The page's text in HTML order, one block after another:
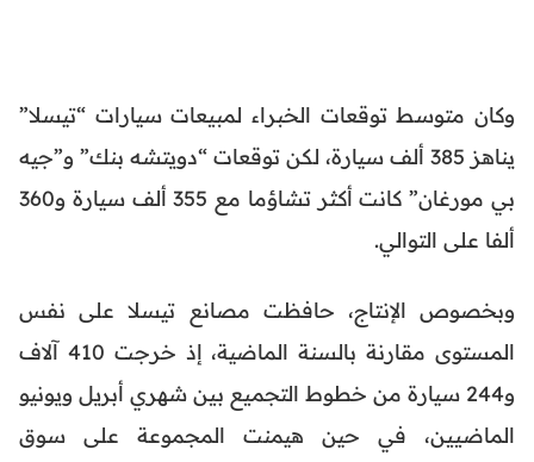
وكان متوسط توقعات الخبراء لمبيعات سيارات “تيسلا”
يناهز 385 ألف سيارة، لكن توقعات “دويتشه بنك” و”جيه
بي مورغان” كانت أكثر تشاؤما مع 355 ألف سيارة و360
ألفا على التوالي.
وبخصوص الإنتاج، حافظت مصانع تيسلا على نفس
المستوى مقارنة بالسنة الماضية، إذ خرجت 410 آلاف
و244 سيارة من خطوط التجميع بين شهري أبريل ويونيو
الماضيين، في حين هيمنت المجموعة على سوق